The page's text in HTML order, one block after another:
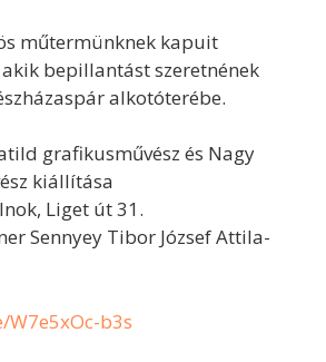
műtermünknek kapuit
bepillantást szeretnének
alkotóterébe.
grafikusművész és Nagy
kiállítása
Liget út 31.
Sennyey Tibor József Attila-
b3s